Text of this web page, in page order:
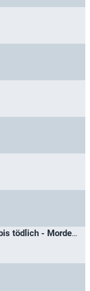
Morden im Norden / Heiter bis tödlich - Morden im Norden